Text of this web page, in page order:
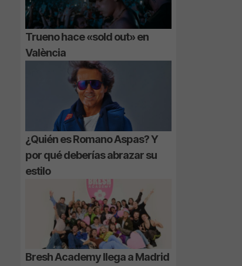
Trueno hace «sold out» en
València
¿Quién es Romano Aspas? Y
por qué deberías abrazar su
estilo
Bresh Academy llega a Madrid